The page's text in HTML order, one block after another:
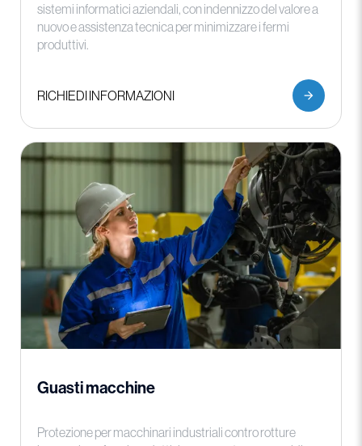
sistemi informatici aziendali, con indennizzo del valore a
nuovo e assistenza tecnica per minimizzare i fermi
produttivi.
RICHIEDI INFORMAZIONI
Guasti macchine
Protezione per macchinari industriali contro rotture